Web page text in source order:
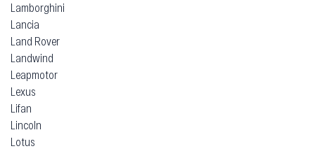
Lamborghini
Lancia
Land Rover
Landwind
Leapmotor
Lexus
Lifan
Lincoln
Lotus